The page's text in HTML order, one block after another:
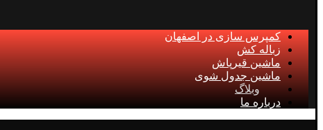
کمپرس سازی در اصفهان
زباله کش
ماشین قیرپاش
ماشین جدول شوی
وبلاگ
درباره ما